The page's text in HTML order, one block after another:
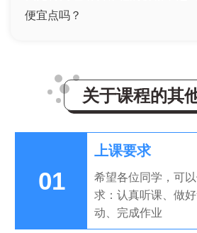
便宜点吗？
关于课程的其
01
上课要求
希望各位同学，可
求：认真听课、做
动、完成作业